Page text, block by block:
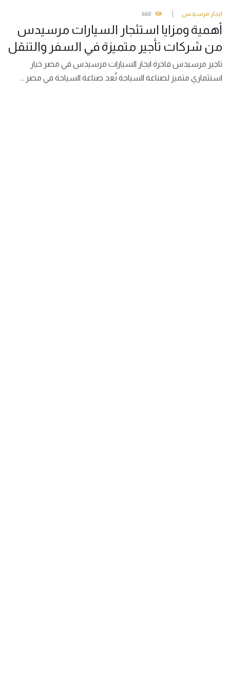
ايجار مرسيدس 660
أهمية ومزايا استئجار السيارات مرسيدس
من شركات تأجير متميزة في السفر والتنقل
تاجير مرسيدس فاخرة ايجار السيارات مرسيدس في مصر خيار
استثماري متميز لصناعة السياحة تُعد صناعة السياحة في مصر …